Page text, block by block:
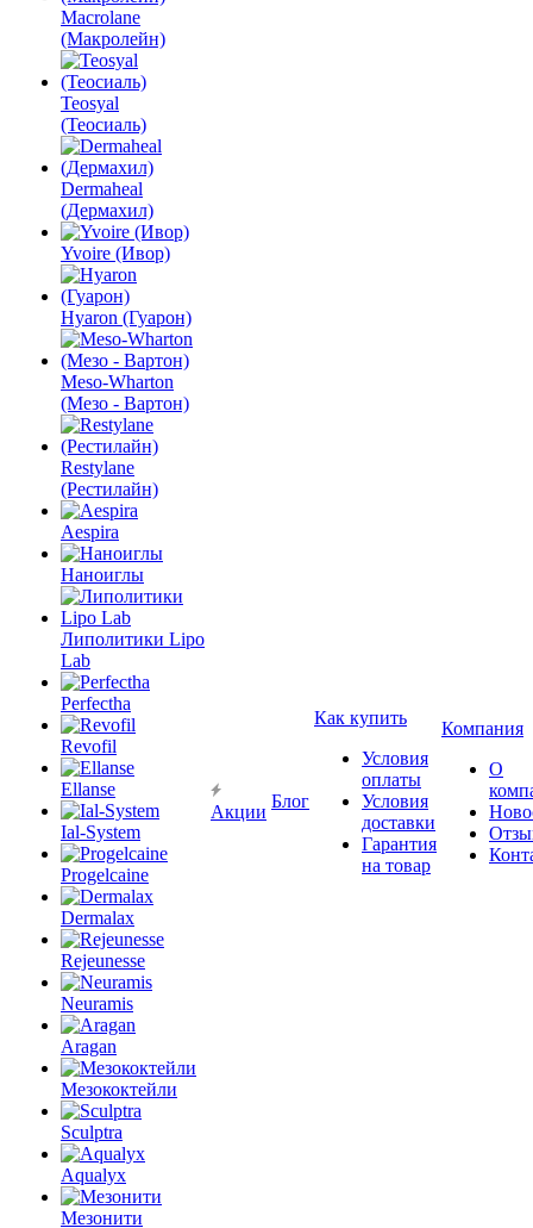
Macrolane
(Макролейн)
Teosyal
(Теосиаль)
Dermaheal
(Дермахил)
Yvoire (Ивор)
Hyaron (Гуарон)
Meso-Wharton
(Мезо - Вартон)
Restylane
(Рестилайн)
Aespira
Наноиглы
Липолитики Lipo
Lab
Perfectha
Revofil
Ellanse
Ial-System
Progelcaine
Dermalax
Rejeunesse
Neuramis
Aragan
Мезококтейли
Sculptra
Aqualyx
Мезонити
Акции
Блог
Как купить
Условия
оплаты
Условия
доставки
Гарантия
на товар
Компания
О